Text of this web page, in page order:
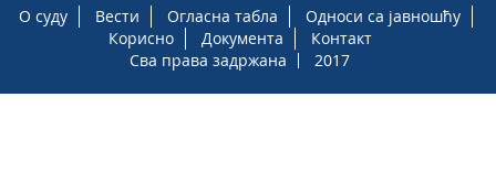
О суду Вести Огласна табла
Односи са јавношћу
Корисно
Документа
Контакт
Сва права задржана
2017